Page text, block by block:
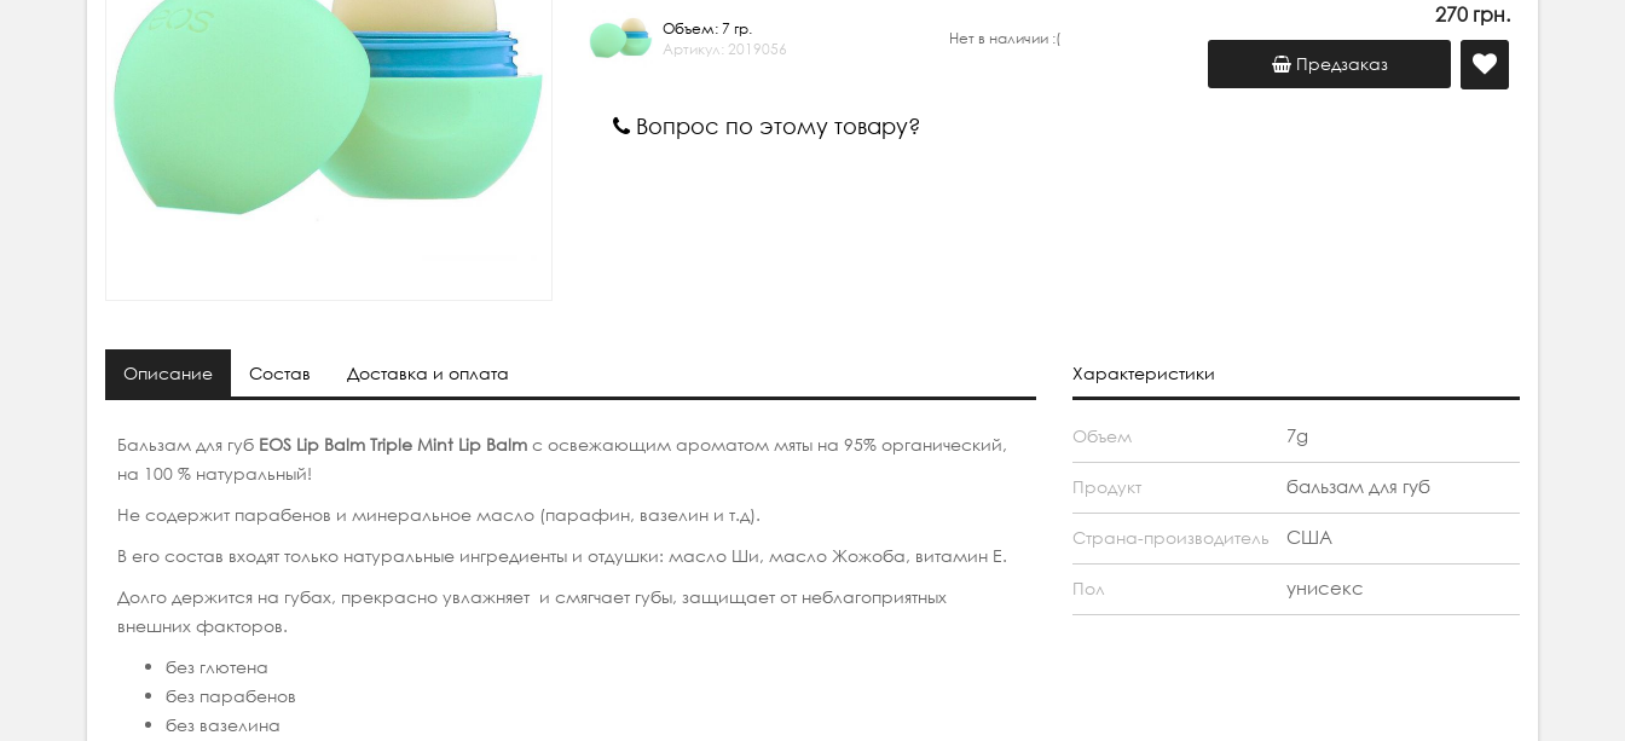
Объем: 7 гр.
Артикул: 2019056
Нет в наличии :(
270 грн.
Предзаказ
Вопрос по этому товару?
Описание Состав Доставка и оплата
Бальзам для губ ЕОS Lip Balm Triple Mint Lip Balm c освежающим ароматом мяты на 95% органический,
на 100 % натуральный!
Не содержит парабенов и минеральное масло (парафин, вазелин и т.д).
В его состав входят только натуральные ингредиенты и отдушки: масло Ши, масло Жожоба, витамин Е.
Долго держится на губах, прекрасно увлажняет и смягчает губы, защищает от неблагоприятных
внешних факторов.
без глютена
без парабенов
без вазелина
Характеристики
Объем 7g
Продукт бальзам для губ
Страна-производитель США
Пол унисекс